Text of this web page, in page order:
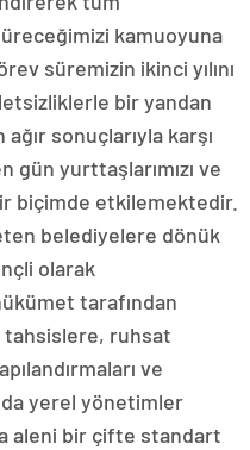
kamuoyuna
süremizin ikinci yılını
bir yandan
sonuçlarıyla karşı
gün yurttaşlarımızı ve
biçimde etkilemektedir.
belediyelere dönük
olarak
tarafından
tahsislere, ruhsat
ve
yerel yönetimler
aleni bir çifte standart